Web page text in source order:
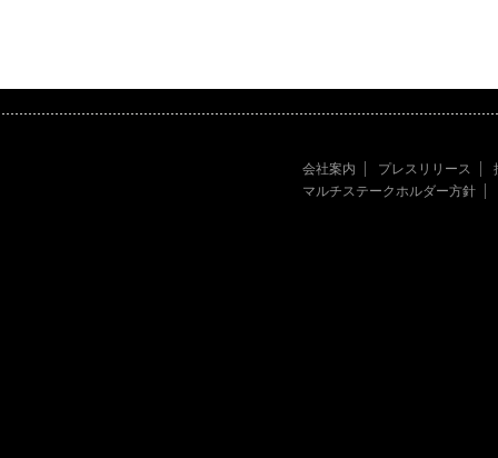
会社案内 プレスリリース
マルチステークホルダー方針